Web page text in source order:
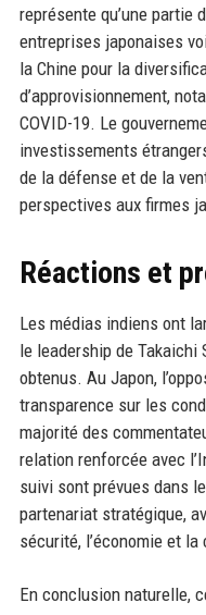
représente qu’une partie
entreprises japonaises
la Chine pour la
d’approvisionnement,
COVID-19. Le
investissements
de la défense et de la
perspectives aux firmes
Réactions et
Les médias indiens ont
le leadership de
obtenus. Au Japon,
transparence sur les
majorité des
relation renforcée avec
suivi sont prévues dans
partenariat stratégique,
sécurité, l’économie et la
En conclusion naturelle,